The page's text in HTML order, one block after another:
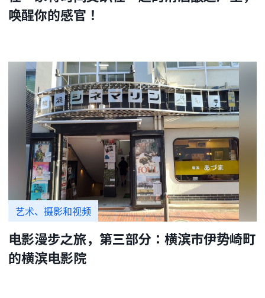
唤醒你的感官！
艺术、摄影和视频
电影漫步之旅，第三部分：横滨市伊势崎町
的横滨电影院